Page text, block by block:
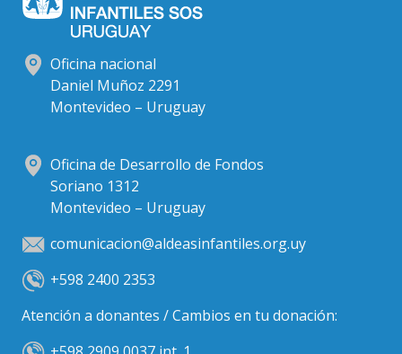
Oficina nacional
Daniel Muñoz 2291
Montevideo – Uruguay
Oficina de Desarrollo de Fondos
Soriano 1312
Montevideo – Uruguay
comunicacion@aldeasinfantiles.org.uy
+598 2400 2353
Atención a donantes / Cambios en tu donación: